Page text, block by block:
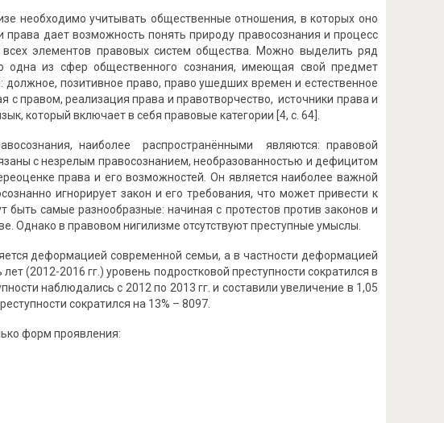
необходимо учитывать общественные отношения, в которых оно
права дает возможность понять природу правосознания и процесс
элементов правовых систем общества. Можно выделить ряд
одна из сфер общественного сознания, имеющая свой предмет
позитивное право, право ушедших времен и естественное
с правом, реализация права и правотворчество, источники права и
который включает в себя правовые категории [4, с. 64].
наиболее распространёнными являются: правовой
с незрелым правосознанием, необразованностью и дефицитом
права и его возможностей. Он является наиболее важной
игнорирует закон и его требования, что может привести к
самые разнообразные: начиная с протестов против законов и
Однако в правовом нигилизме отсутствуют преступные умыслы.
деформацией современной семьи, а в частности деформацией
(2012-2016 гг.) уровень подростковой преступности сократился в
наблюдались с 2012 по 2013 гг. и составили увеличение в 1,05
сократился на 13% – 8097.
форм проявления: